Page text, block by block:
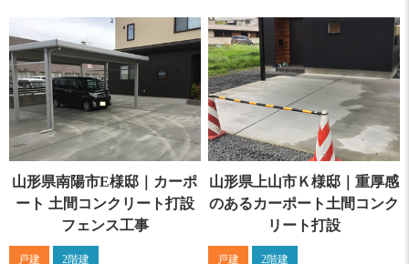
山形県南陽市E様邸｜カーポ
ート 土間コンクリート打設
フェンス工事
戸建 2階建
山形県上山市Ｋ様邸｜重厚感
のあるカーポート土間コンク
リート打設
戸建 2階建